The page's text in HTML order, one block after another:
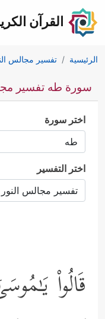
القرآن
الرئيسية تفسير مجالس
سورة طه تفسير
اختر سورة
اختر التفسير
قَالُواْ